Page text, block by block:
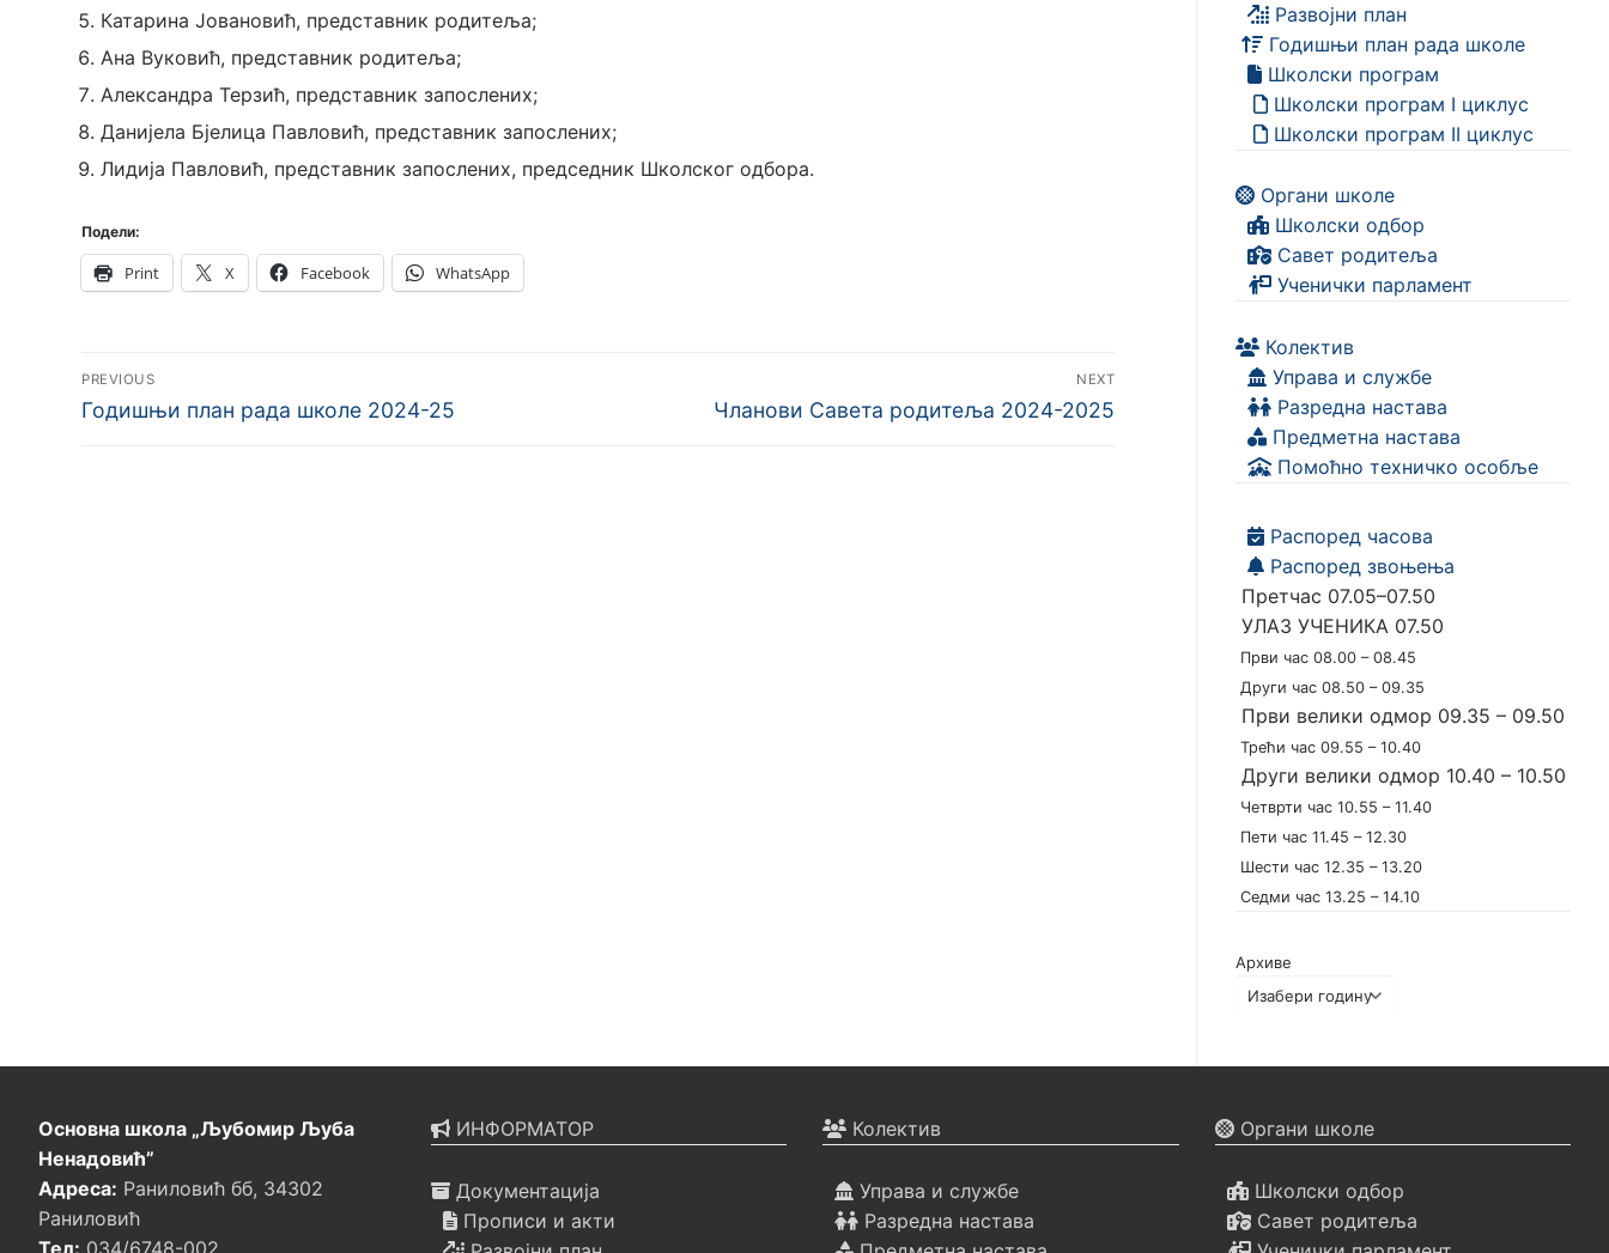
Катарина Јовановић, представник родитеља;
Ана Вуковић, представник родитеља;
Александра Терзић, представник запослених;
Данијела Бјелица Павловић, представник запослених;
Лидија Павловић, представник запослених, председник Школског одбора.
Подели:
Print X Facebook WhatsApp
Кретање
чланка
PREVIOUS
Previous
Годишњи план рада школе 2024-25
NEXT
Next
Чланови Савета родитеља 2024-2025
Развојни план
Годишњи план рада школе
Школски програм
Школски програм I циклус
Школски програм II циклус
Органи школе
Школски одбор
Савет родитеља
Ученички парламент
Колектив
Управа и службе
Разредна настава
Предметна настава
Помоћно техничко особље
Распоред часова
Распоред звоњења
Претчас 07.05–07.50
УЛАЗ УЧЕНИКА 07.50
Први час 08.00 – 08.45
Други час 08.50 – 09.35
Први велики одмор 09.35 – 09.50
Трећи час 09.55 – 10.40
Други велики одмор 10.40 – 10.50
Четврти час 10.55 – 11.40
Пети час 11.45 – 12.30
Шести час 12.35 – 13.20
Седми час 13.25 – 14.10
Архиве
Основна школа „Љубомир Љуба
Ненадовић”
Адреса: Раниловић бб, 34302
Раниловић
Тел: 034/6748-002
ИНФОРМАТОР
Документација
Прописи и акти
Колектив
Управа и службе
Разредна настава
Органи школе
Школски одбор
Савет родитеља